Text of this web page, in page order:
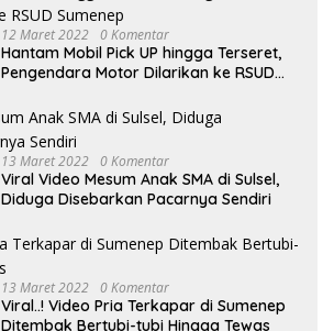
12 Maret 2022 0 Komentar
Hantam Mobil Pick UP hingga Terseret,
Pengendara Motor Dilarikan ke RSUD
13 Maret 2022 0 Komentar
Viral Video Mesum Anak SMA di Sulsel,
Diduga Disebarkan Pacarnya Sendiri
13 Maret 2022 0 Komentar
Viral..! Video Pria Terkapar di Sumenep
Ditembak Bertubi-tubi Hingga Tewas